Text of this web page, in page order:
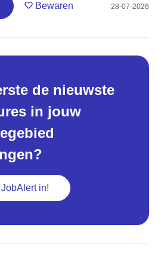
Bewaren 28-07-2026
de nieuwste
in jouw
in!